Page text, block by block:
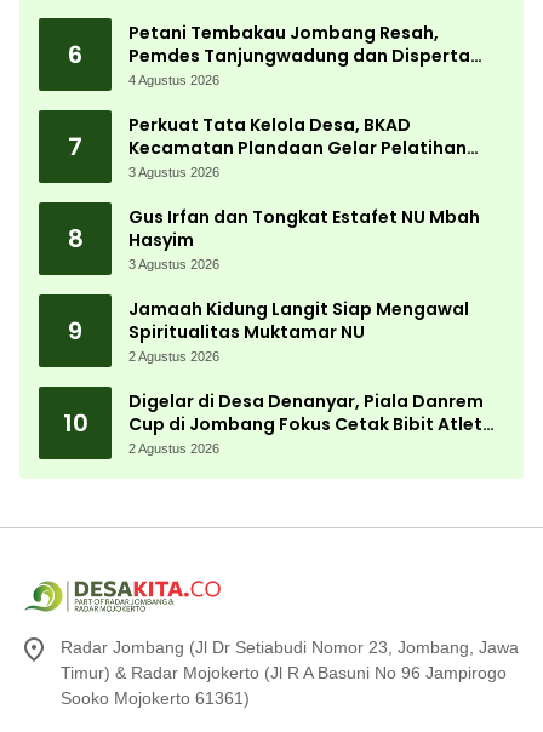
6
Petani Tembakau Jombang Resah,
Pemdes Tanjungwadung dan Disperta
Bergerak Cepat
4 Agustus 2026
7
Perkuat Tata Kelola Desa, BKAD
Kecamatan Plandaan Gelar Pelatihan
Aparatur Pemdes
3 Agustus 2026
8
Gus Irfan dan Tongkat Estafet NU Mbah
Hasyim
3 Agustus 2026
9
Jamaah Kidung Langit Siap Mengawal
Spiritualitas Muktamar NU
2 Agustus 2026
10
Digelar di Desa Denanyar, Piala Danrem
Cup di Jombang Fokus Cetak Bibit Atlet
Menembak Berprestasi
2 Agustus 2026
Radar Jombang (Jl Dr Setiabudi Nomor 23, Jombang, Jawa
Timur) & Radar Mojokerto (Jl R A Basuni No 96 Jampirogo
Sooko Mojokerto 61361)